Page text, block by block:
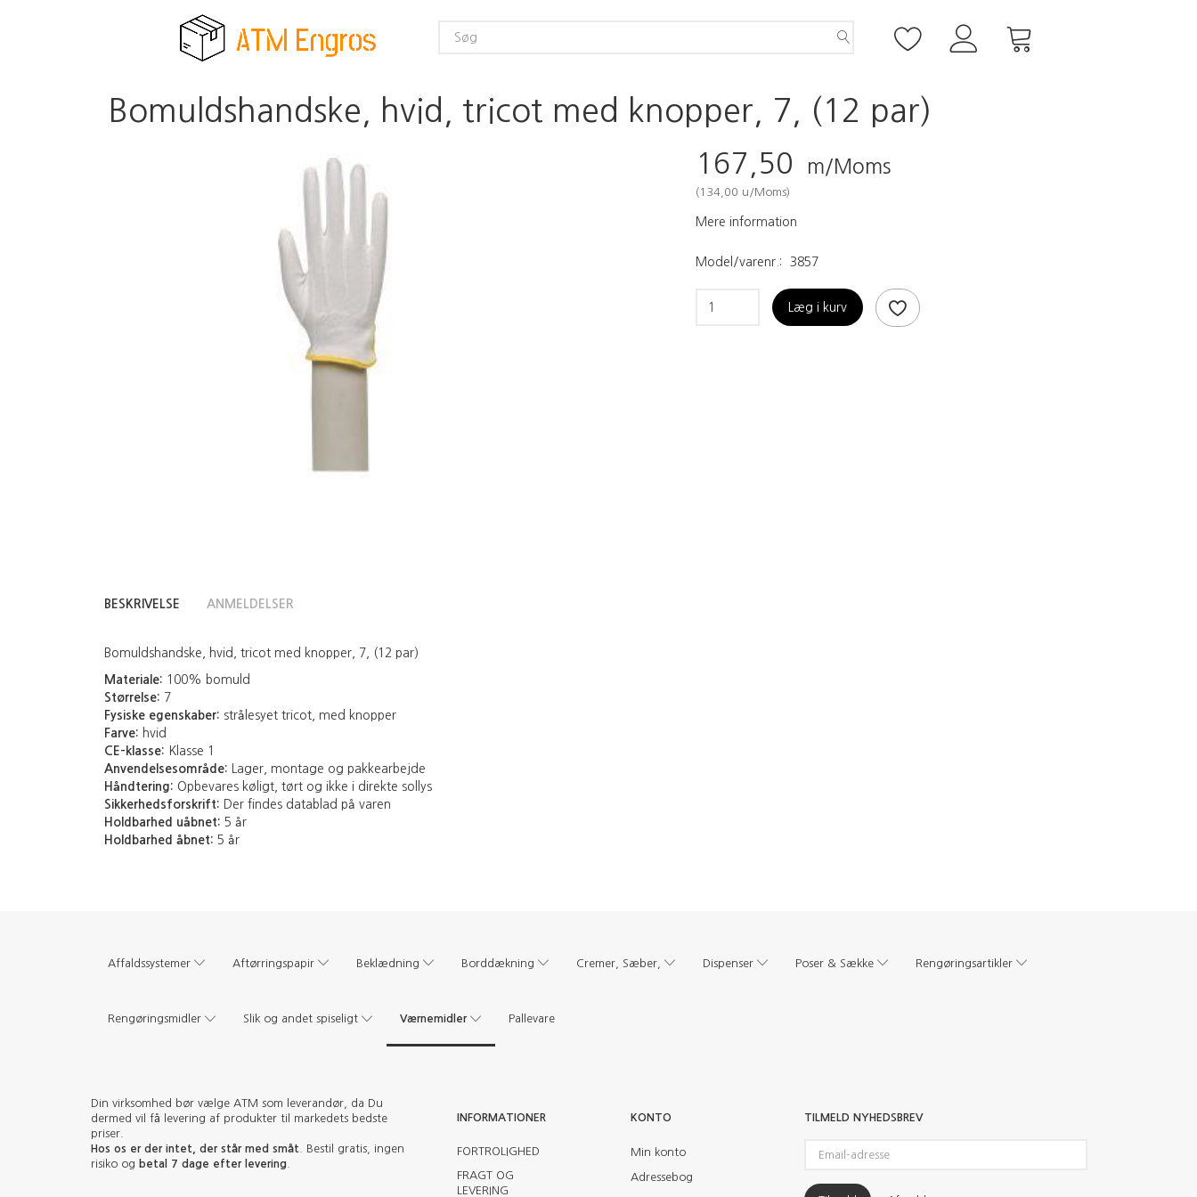
Bomuldshandske, hvid, tricot med knopper, 7, (12 par)
167,50 m/Moms
(134,00 u/Moms)
Mere information
Model/varenr.: 3857
Læg i kurv
BESKRIVELSE ANMELDELSER
Bomuldshandske, hvid, tricot med knopper, 7, (12 par)
Materiale: 100% bomuld
Størrelse: 7
Fysiske egenskaber: strålesyet tricot, med knopper
Farve: hvid
CE-klasse: Klasse 1
Anvendelsesområde: Lager, montage og pakkearbejde
Håndtering: Opbevares køligt, tørt og ikke i direkte sollys
Sikkerhedsforskrift: Der findes datablad på varen
Holdbarhed uåbnet: 5 år
Holdbarhed åbnet: 5 år
Affaldssystemer Aftørringspapir Beklædning Borddækning Cremer, Sæber, Dispenser Poser & Sække Rengøringsartikler
Rengøringsmidler Slik og andet spiseligt Værnemidler Pallevare
Din virksomhed bør vælge ATM som leverandør, da Du
dermed vil få levering af produkter til markedets bedste
priser.
Hos os er der intet, der står med småt . Bestil gratis, ingen
risiko og betal 7 dage efter levering
INFORMATIONER
FORTROLIGHED
FRAGT OG
LEVERING
KONTO
Min konto
Adressebog
TILMELD NYHEDSBREV
adresse